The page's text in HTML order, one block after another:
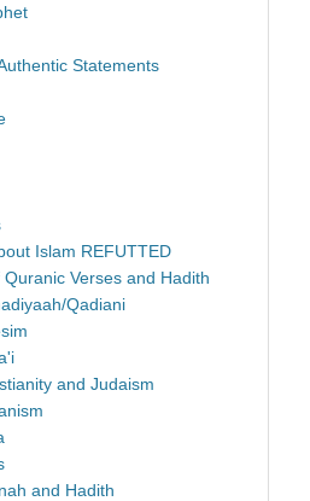
Statements
Islam REFUTTED
Verses and Hadith
Qadiani
and Judaism
and Hadith